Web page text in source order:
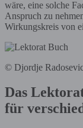
wäre, eine solche
Anspruch zu
Wirkungskreis von
© Djordje
Das
für